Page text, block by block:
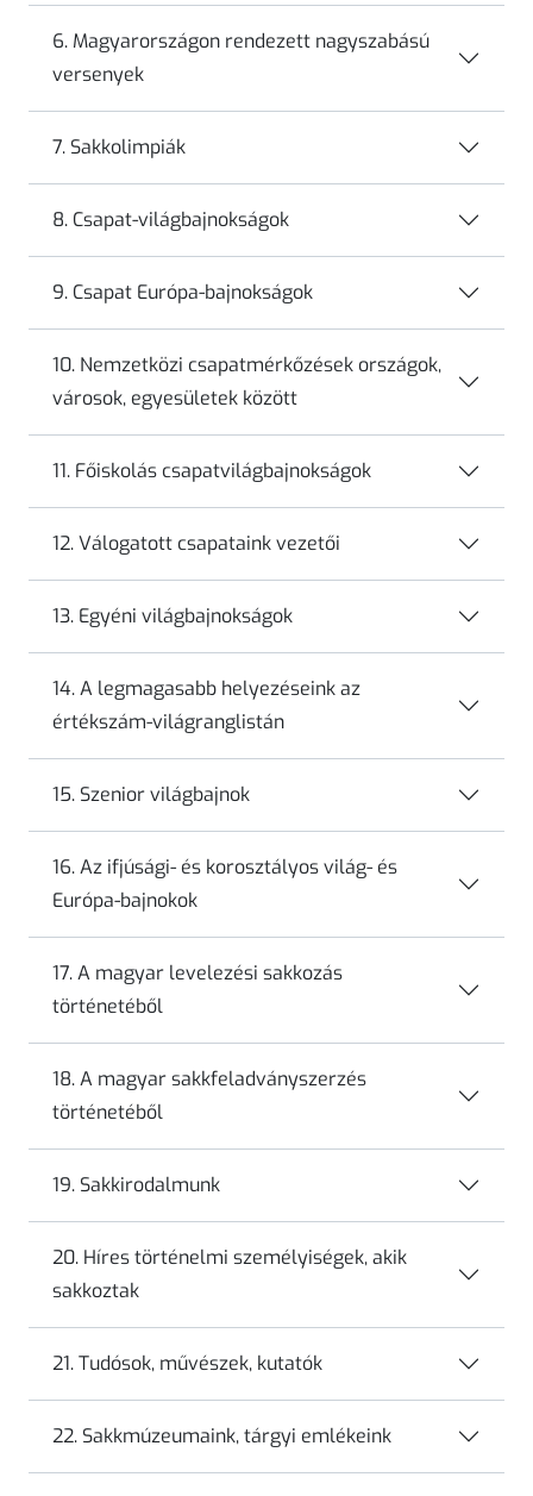
6. Magyarországon rendezett nagyszabású
versenyek
7. Sakkolimpiák
8. Csapat-világbajnokságok
9. Csapat Európa-bajnokságok
10. Nemzetközi csapatmérkőzések országok,
városok, egyesületek között
11. Főiskolás csapatvilágbajnokságok
12. Válogatott csapataink vezetői
13. Egyéni világbajnokságok
14. A legmagasabb helyezéseink az
értékszám-világranglistán
15. Szenior világbajnok
16. Az ifjúsági- és korosztályos világ- és
Európa-bajnokok
17. A magyar levelezési sakkozás
történetéből
18. A magyar sakkfeladványszerzés
történetéből
19. Sakkirodalmunk
20. Híres történelmi személyiségek, akik
sakkoztak
21. Tudósok, művészek, kutatók
22. Sakkmúzeumaink, tárgyi emlékeink